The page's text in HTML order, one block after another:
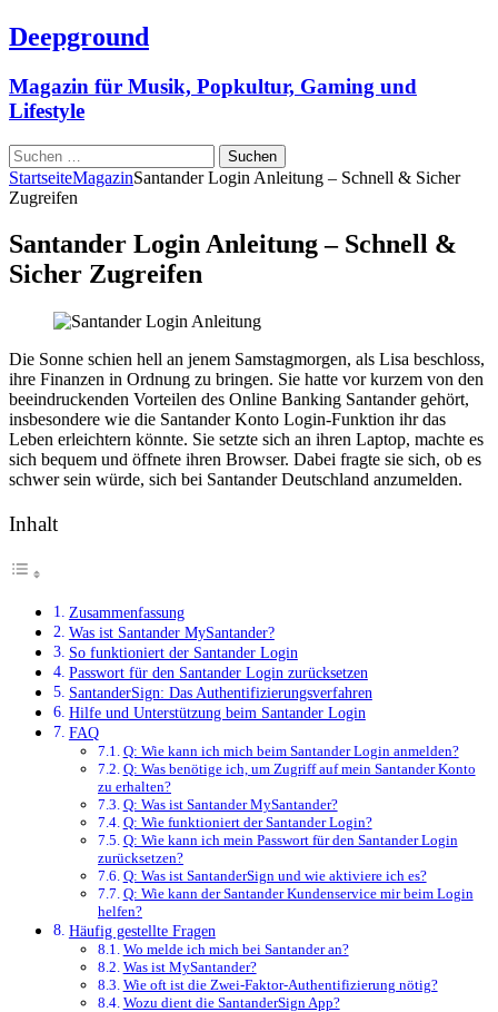
Deepground
Magazin für Musik, Popkultur, Gaming und
Lifestyle
Suchen
nach:
StartseiteMagazinSantander Login Anleitung – Schnell & Sicher
Zugreifen
Santander Login Anleitung – Schnell &
Sicher Zugreifen
Die Sonne schien hell an jenem Samstagmorgen, als Lisa beschloss,
ihre Finanzen in Ordnung zu bringen. Sie hatte vor kurzem von den
beeindruckenden Vorteilen des Online Banking Santander gehört,
insbesondere wie die Santander Konto Login-Funktion ihr das
Leben erleichtern könnte. Sie setzte sich an ihren Laptop, machte es
sich bequem und öffnete ihren Browser. Dabei fragte sie sich, ob es
schwer sein würde, sich bei Santander Deutschland anzumelden.
Inhalt
Zusammenfassung
Was ist Santander MySantander?
So funktioniert der Santander Login
Passwort für den Santander Login zurücksetzen
SantanderSign: Das Authentifizierungsverfahren
Hilfe und Unterstützung beim Santander Login
FAQ
Q: Wie kann ich mich beim Santander Login anmelden?
Q: Was benötige ich, um Zugriff auf mein Santander Konto
zu erhalten?
Q: Was ist Santander MySantander?
Q: Wie funktioniert der Santander Login?
Q: Wie kann ich mein Passwort für den Santander Login
zurücksetzen?
Q: Was ist SantanderSign und wie aktiviere ich es?
Q: Wie kann der Santander Kundenservice mir beim Login
helfen?
Häufig gestellte Fragen
Wo melde ich mich bei Santander an?
Was ist MySantander?
Wie oft ist die Zwei-Faktor-Authentifizierung nötig?
Wozu dient die SantanderSign App?